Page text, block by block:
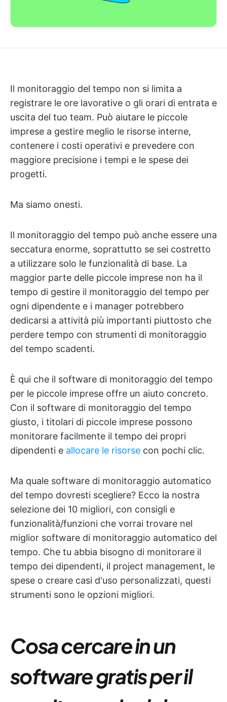
Il monitoraggio del tempo non si limita a
registrare le ore lavorative o gli orari di entrata e
uscita del tuo team. Può aiutare le piccole
imprese a gestire meglio le risorse interne,
contenere i costi operativi e prevedere con
maggiore precisione i tempi e le spese dei
progetti.
Ma siamo onesti.
Il monitoraggio del tempo può anche essere una
seccatura enorme, soprattutto se sei costretto
a utilizzare solo le funzionalità di base. La
maggior parte delle piccole imprese non ha il
tempo di gestire il monitoraggio del tempo per
ogni dipendente e i manager potrebbero
dedicarsi a attività più importanti piuttosto che
perdere tempo con strumenti di monitoraggio
del tempo scadenti.
È qui che il software di monitoraggio del tempo
per le piccole imprese offre un aiuto concreto.
Con il software di monitoraggio del tempo
giusto, i titolari di piccole imprese possono
monitorare facilmente il tempo dei propri
dipendenti e allocare le risorse con pochi clic.
Ma quale software di monitoraggio automatico
del tempo dovresti scegliere? Ecco la nostra
selezione dei 10 migliori, con consigli e
funzionalità/funzioni che vorrai trovare nel
miglior software di monitoraggio automatico del
tempo. Che tu abbia bisogno di monitorare il
tempo dei dipendenti, il project management, le
spese o creare casi d'uso personalizzati, questi
strumenti sono le opzioni migliori.
Cosa cercare in un
software gratis per il